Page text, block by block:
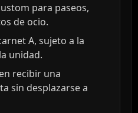
para paseos,
de ocio.
A, sujeto a la
unidad.
recibir una
sin desplazarse a